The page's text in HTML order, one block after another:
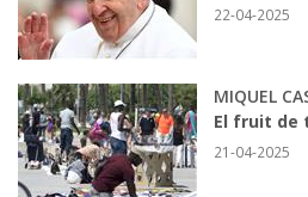
22-04-2025
MIQUEL
El fruit de
21-04-2025